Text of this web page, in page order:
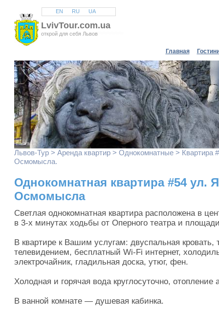
EN RU UA
LvivTour.com.ua
открой для себя Львов
Главная
Львов-Тур > Аренда квартир> Однокомнатные> Квартира
Осмомысла.
Однокомнатная квартира #54 ул.
Осмомысла
Светлая однокомнатная квартира расположена в
в 3-х минутах ходьбы от Оперного театра и
В квартире к Вашим услугам: двуспальная кровать,
телевидением, бесплатный Wi-Fi интернет,
электрочайник, гладильная доска, утюг, фен.
Холодная и горячая вода круглосуточно, отопление
В ванной комнате — душевая кабинка.